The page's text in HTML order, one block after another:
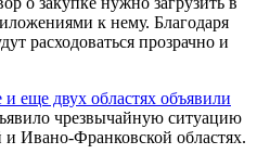
к нему. Благодаря
расходоваться прозрачно и
и еще двух областях объявили
чрезвычайную ситуацию
Ивано-Франковской областях.